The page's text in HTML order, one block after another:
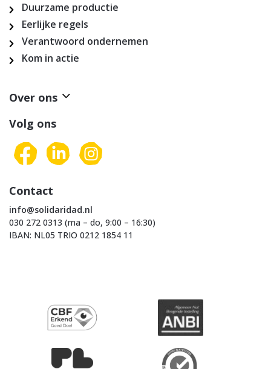
Duurzame productie
Eerlijke regels
Verantwoord ondernemen
Kom in actie
Over ons
Volg ons
Contact
info@solidaridad.nl
030 272 0313 (ma – do, 9:00 – 16:30)
IBAN: NL05 TRIO 0212 1854 11